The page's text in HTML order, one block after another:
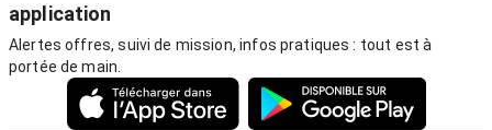
application
Alertes offres, suivi de mission, infos pratiques : tout est à
portée de main.